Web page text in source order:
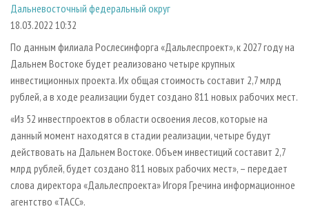
ПРОИЗВОДСТВО ДРЕВЕСНЫХ ПЛИТ
ДЕРЕВЯННОЕ ДОМОСТРОЕНИЕ
ПРОИЗВОДСТВО МЕБЕЛИ
БИОЭНЕРГЕТИКА
ЦБП
ИНСТРУМЕНТ И МАТЕРИАЛЫ
МОБИЛЬНЫЕ ВЫСТАВКИ
ПРИОРИТЕТНЫЕ ИНВЕСТПРОЕКТЫ
RUSSIAN FORESTRY REVIEW
ГАЗЕТА ЛЕСПРОМФОРУМ
БИБЛИОТЕКА СПЕЦИАЛИСТА
РЕКЛАМА НА САЙТЕ
Дальневосточный федеральный округ
18.03.2022 10:32
По данным филиала Рослесинфорга «Дальлеспроект», к 2027 году на
Дальнем Востоке будет реализовано четыре крупных
инвестиционных проекта. Их общая стоимость составит 2,7 млрд
рублей, а в ходе реализации будет создано 811 новых рабочих мест.
«Из 52 инвестпроектов в области освоения лесов, которые на
данный момент находятся в стадии реализации, четыре будут
действовать на Дальнем Востоке. Объем инвестиций составит 2,7
млрд рублей, будет создано 811 новых рабочих мест», – передает
слова директора «Дальлеспроекта» Игоря Гречина информационное
агентство «ТАСС».